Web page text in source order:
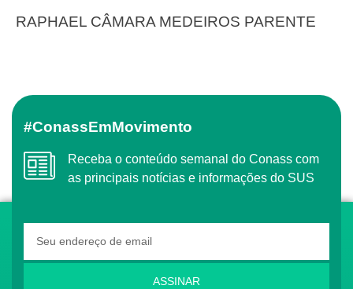
RAPHAEL CÂMARA MEDEIROS PARENTE
#ConassEmMovimento
Receba o conteúdo semanal do Conass com
as principais notícias e informações do SUS
ASSINAR